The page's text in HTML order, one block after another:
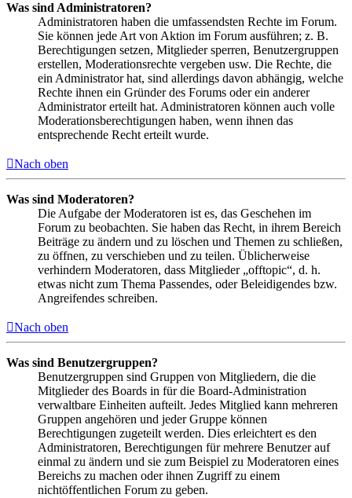
Was sind Administratoren?
Administratoren haben die umfassendsten Rechte im Forum.
Sie können jede Art von Aktion im Forum ausführen; z. B.
Berechtigungen setzen, Mitglieder sperren, Benutzergruppen
erstellen, Moderationsrechte vergeben usw. Die Rechte, die
ein Administrator hat, sind allerdings davon abhängig, welche
Rechte ihnen ein Gründer des Forums oder ein anderer
Administrator erteilt hat. Administratoren können auch volle
Moderationsberechtigungen haben, wenn ihnen das
entsprechende Recht erteilt wurde.
Nach oben
Was sind Moderatoren?
Die Aufgabe der Moderatoren ist es, das Geschehen im
Forum zu beobachten. Sie haben das Recht, in ihrem Bereich
Beiträge zu ändern und zu löschen und Themen zu schließen,
zu öffnen, zu verschieben und zu teilen. Üblicherweise
verhindern Moderatoren, dass Mitglieder „offtopic“, d. h.
etwas nicht zum Thema Passendes, oder Beleidigendes bzw.
Angreifendes schreiben.
Nach oben
Was sind Benutzergruppen?
Benutzergruppen sind Gruppen von Mitgliedern, die die
Mitglieder des Boards in für die Board-Administration
verwaltbare Einheiten aufteilt. Jedes Mitglied kann mehreren
Gruppen angehören und jeder Gruppe können
Berechtigungen zugeteilt werden. Dies erleichtert es den
Administratoren, Berechtigungen für mehrere Benutzer auf
einmal zu ändern und sie zum Beispiel zu Moderatoren eines
Bereichs zu machen oder ihnen Zugriff zu einem
nichtöffentlichen Forum zu geben.